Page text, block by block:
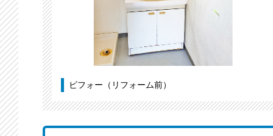
ビフォー（リフォーム前）